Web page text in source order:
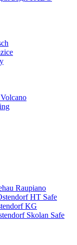
Raupiano
HT Safe
KG
Skolan Safe